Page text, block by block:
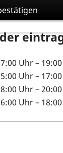
Uhr–
Uhr–
Uhr–
Uhr–